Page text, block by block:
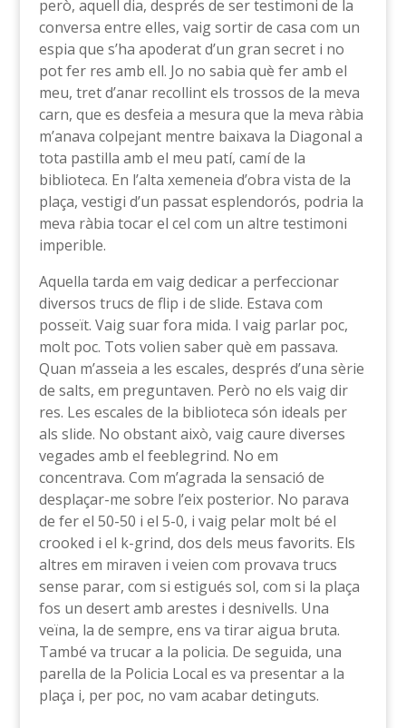
però, aquell dia, després de ser testimoni de la
conversa entre elles, vaig sortir de casa com un
espia que s’ha apoderat d’un gran secret i no
pot fer res amb ell. Jo no sabia què fer amb el
meu, tret d’anar recollint els trossos de la meva
carn, que es desfeia a mesura que la meva ràbia
m’anava colpejant mentre baixava la Diagonal a
tota pastilla amb el meu patí, camí de la
biblioteca. En l’alta xemeneia d’obra vista de la
plaça, vestigi d’un passat esplendorós, podria la
meva ràbia tocar el cel com un altre testimoni
imperible.
Aquella tarda em vaig dedicar a perfeccionar
diversos trucs de flip i de slide. Estava com
posseït. Vaig suar fora mida. I vaig parlar poc,
molt poc. Tots volien saber què em passava.
Quan m’asseia a les escales, després d’una sèrie
de salts, em preguntaven. Però no els vaig dir
res. Les escales de la biblioteca són ideals per
als slide. No obstant això, vaig caure diverses
vegades amb el feeblegrind. No em
concentrava. Com m’agrada la sensació de
desplaçar-me sobre l’eix posterior. No parava
de fer el 50-50 i el 5-0, i vaig pelar molt bé el
crooked i el k-grind, dos dels meus favorits. Els
altres em miraven i veien com provava trucs
sense parar, com si estigués sol, com si la plaça
fos un desert amb arestes i desnivells. Una
veïna, la de sempre, ens va tirar aigua bruta.
També va trucar a la policia. De seguida, una
parella de la Policia Local es va presentar a la
plaça i, per poc, no vam acabar detinguts.